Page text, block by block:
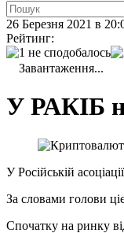
26 Березня 2021 в
Рейтинг:
Завантаження...
У РАКІБ
У Російській
За словами голови
Спочатку на ринку